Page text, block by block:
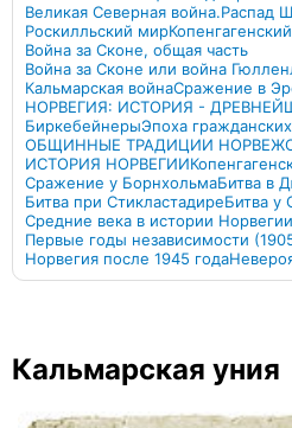
Великая Северная война.Распад
Роскилльский мир
Война за Сконе, общая часть
Война за Сконе или война
Кальмарская войнаСражение в
НОРВЕГИЯ: ИСТОРИЯ -
БиркебейнерыЭпоха
ОБЩИННЫЕ ТРАДИЦИИ
ИСТОРИЯ НОРВЕГИИ
Сражение у БорнхольмаБитва в
Битва при СтикластадиреБитва у
Средние века в истории Норвегии
Первые годы независимости
Норвегия после 1945 года
Кальмарская уния